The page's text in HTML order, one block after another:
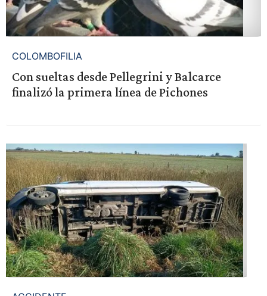
COLOMBOFILIA
Con sueltas desde Pellegrini y Balcarce
finalizó la primera línea de Pichones